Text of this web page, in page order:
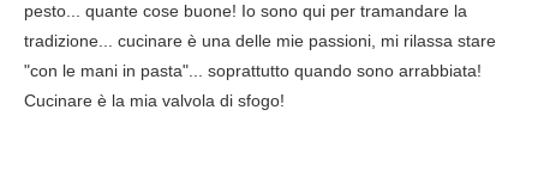
pesto... quante cose buone! Io sono qui per tramandare la
tradizione... cucinare è una delle mie passioni, mi rilassa stare
"con le mani in pasta"... soprattutto quando sono arrabbiata!
Cucinare è la mia valvola di sfogo!